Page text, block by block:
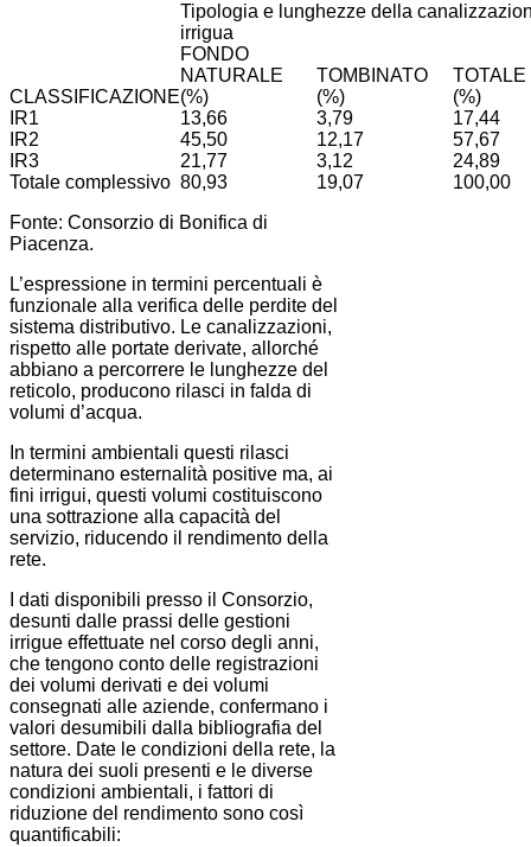
Tipologia e lunghezze della
irrigua
CLASSIFICAZIONE
FONDO
NATURALE
(%)
TOMBINATO
(%)
TOTALE
(%)
IR1
13,66 3,79
17,44
IR2
45,50 12,17
57,67
IR3
21,77 3,12
24,89
Totale complessivo 80,93 19,07
100,00
Fonte: Consorzio di Bonifica di
Piacenza.
L’espressione in termini percentuali è
funzionale alla verifica delle perdite del
sistema distributivo. Le canalizzazioni,
rispetto alle portate derivate, allorché
abbiano a percorrere le lunghezze del
reticolo, producono rilasci in falda di
volumi d’acqua.
In termini ambientali questi rilasci
determinano esternalità positive ma, ai
fini irrigui, questi volumi costituiscono
una sottrazione alla capacità del
servizio, riducendo il rendimento della
rete.
I dati disponibili presso il Consorzio,
desunti dalle prassi delle gestioni
irrigue effettuate nel corso degli anni,
che tengono conto delle registrazioni
dei volumi derivati e dei volumi
consegnati alle aziende, confermano i
valori desumibili dalla bibliografia del
settore. Date le condizioni della rete, la
natura dei suoli presenti e le diverse
condizioni ambientali, i fattori di
riduzione del rendimento sono così
quantificabili: